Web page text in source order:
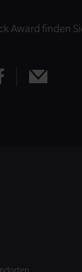
Award finden
Teilen